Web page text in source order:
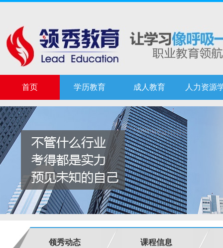
首页 学历教育 成人教育 人力资源
领秀动态 课程信息